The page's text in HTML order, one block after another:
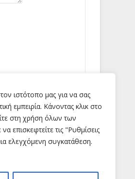
ιστότοπο μας για να σας
εμπειρία. Κάνοντας κλικ στο
στη χρήση όλων των
επισκεφτείτε τις "Ρυθμίσεις
ελεγχόμενη συγκατάθεση.